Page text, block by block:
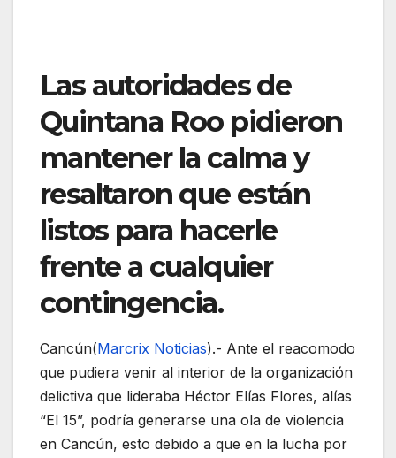
Las autoridades de
Quintana Roo pidieron
mantener la calma y
resaltaron que están
listos para hacerle
frente a cualquier
contingencia.
Cancún(Marcrix Noticias).- Ante el reacomodo
que pudiera venir al interior de la organización
delictiva que lideraba Héctor Elías Flores, alías
“El 15”, podría generarse una ola de violencia
en Cancún, esto debido a que en la lucha por